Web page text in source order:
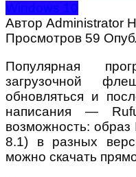
Windows 10
Автор Administrator
Просмотров 59
Популярная
загрузочной
обновляться и
написания —
возможность:
8.1) в разных
можно скачать